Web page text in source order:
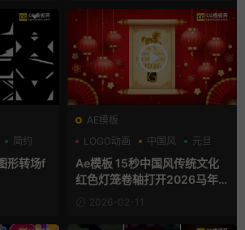
简约
形转场f
AE模板
LOGO动画
中国风 元旦
Ae模板 15秒中国风传统文化
红色灯笼卷轴打开2026马年
2026-02-11